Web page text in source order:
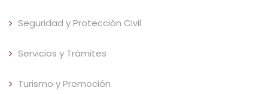
Seguridad y Protección Civil
Servicios y Trámites
Turismo y Promoción